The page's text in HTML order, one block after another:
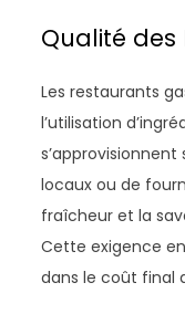
Qualité
Les restaurants
l’utilisation
locaux ou de
fraîcheur et la
Cette exigence
dans le coût final